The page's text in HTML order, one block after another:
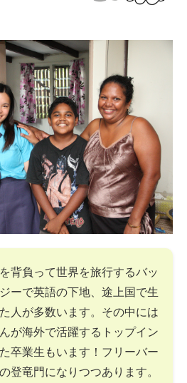
背負って世界を旅行するバッ
ーで英語の下地、途上国で生
人が多数います。その中には
が海外で活躍するトップイン
卒業生もいます！フリーバー
登竜門になりつつあります。